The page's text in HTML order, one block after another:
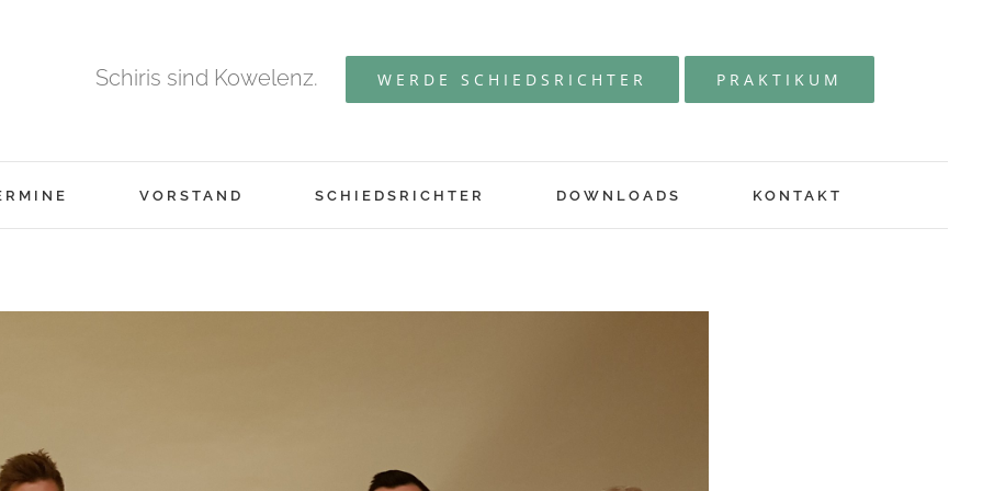
Schiris sind Kowelenz. WERDE SCHIEDSRICHTER PRAKTIKUM
VORSTAND SCHIEDSRICHTER DOWNLOADS KONTAKT